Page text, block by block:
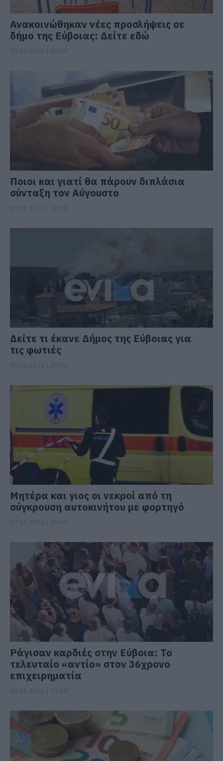
Ανακοινώθηκαν νέες προσλήψεις σε
δήμο της Εύβοιας: Δείτε εδώ
Ποιοι και γιατί θα πάρουν διπλάσια
σύνταξη τον Αύγουστο
Δείτε τι έκανε Δήμος της Εύβοιας για
τις φωτιές
Μητέρα και γιος οι νεκροί από τη
σύγκρουση αυτοκινήτου με φορτηγό
Ράγισαν καρδιές στην Εύβοια: Το
τελευταίο «αντίο» στον 36χρονο
επιχειρηματία